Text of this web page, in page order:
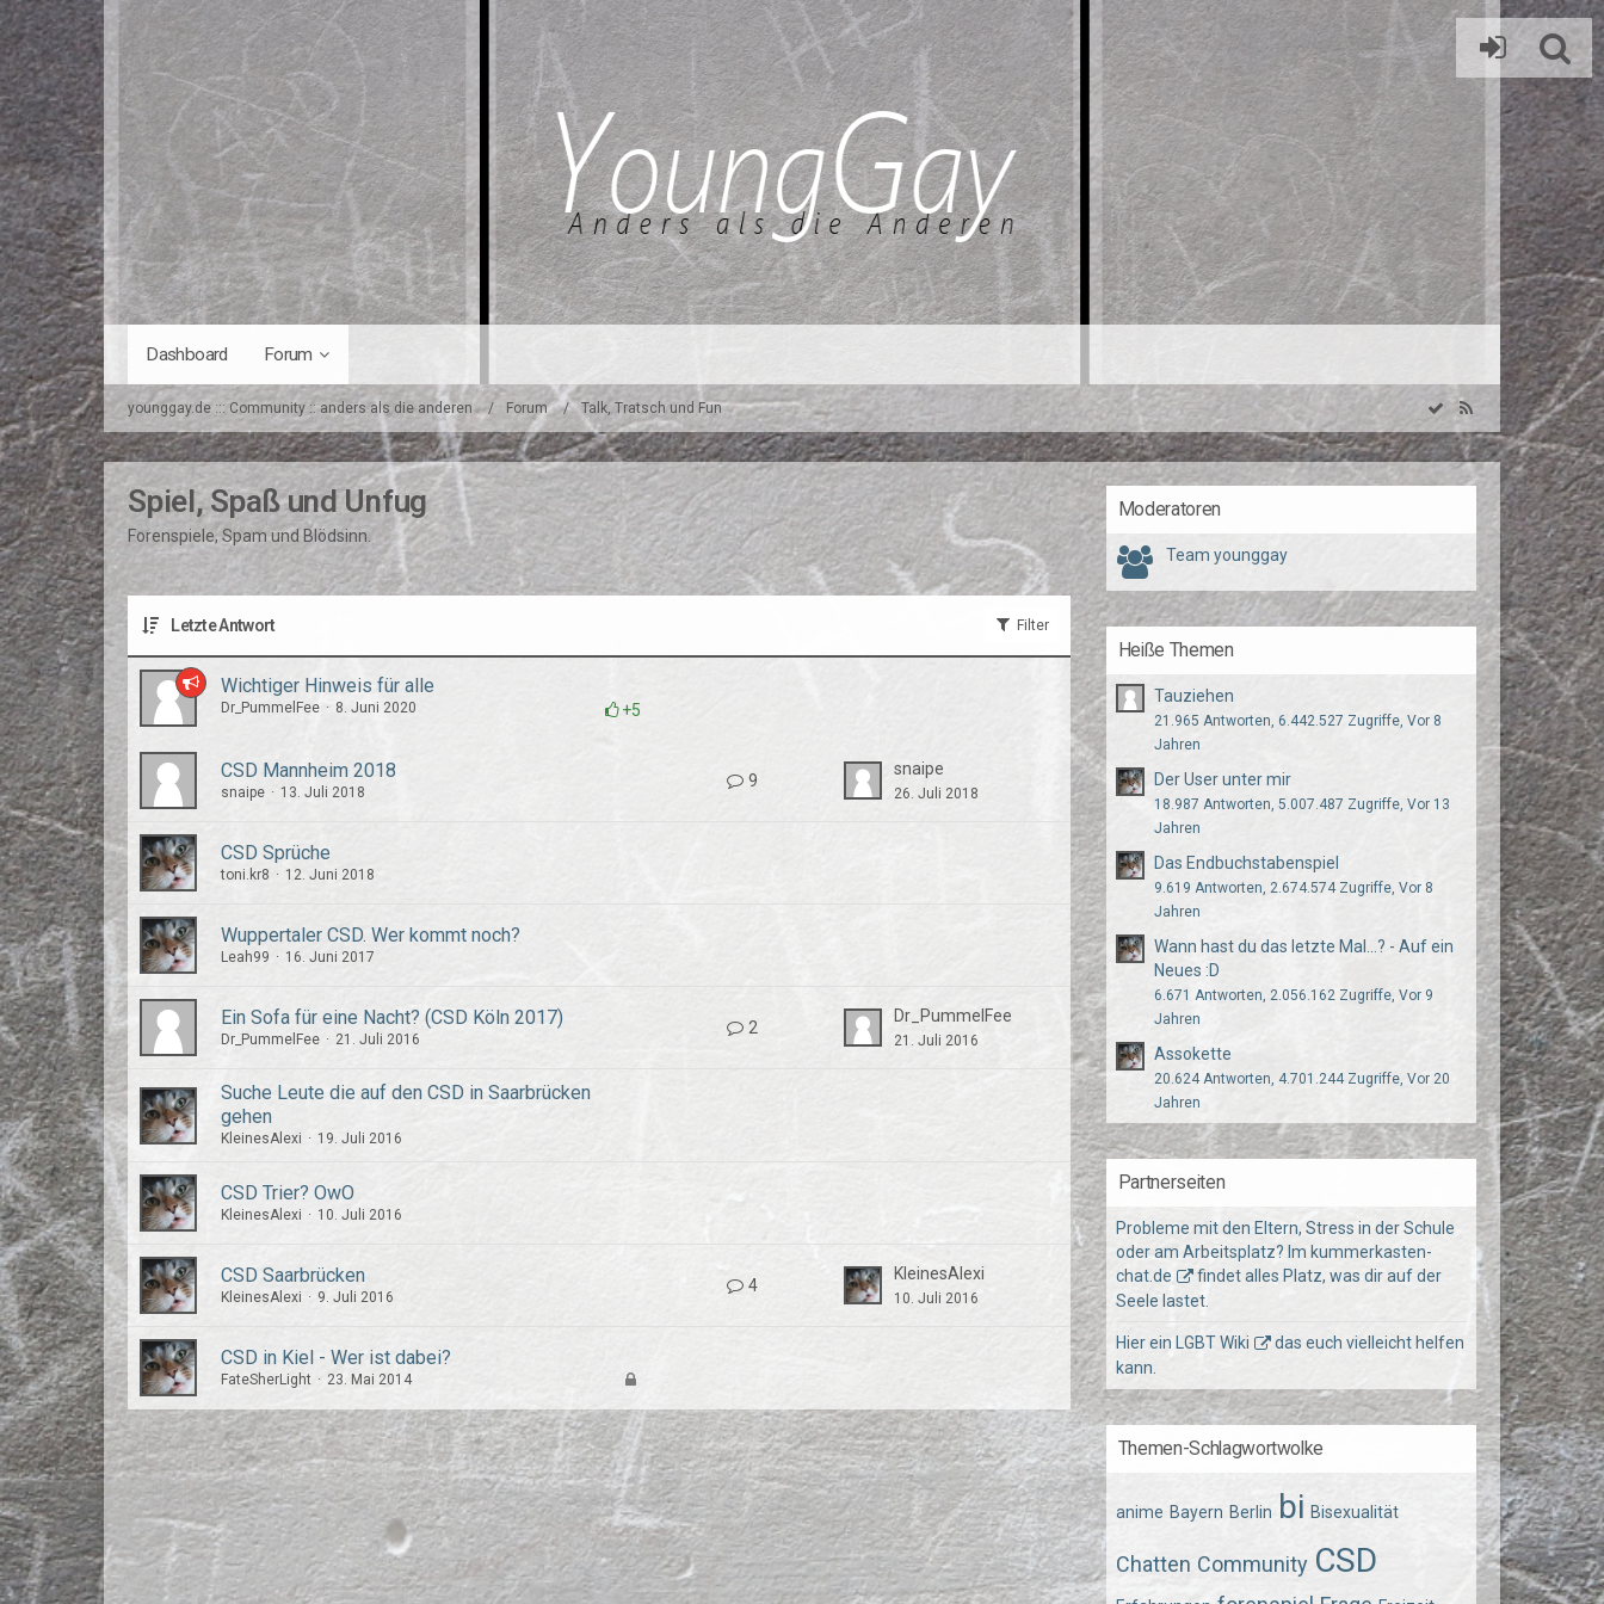
Dashboard Forum
younggay.de ::: Community :: anders als die anderen Forum Talk, Tratsch und Fun
Spiel, Spaß und Unfug
Forenspiele, Spam und Blödsinn.
Letzte Antwort Filter
Wichtiger Hinweis für alle
+5
Dr_PummelFee 8. Juni 2020
CSD Mannheim 2018
snaipe 13. Juli 2018
9
snaipe
26. Juli 2018
CSD Sprüche
toni.kr8 12. Juni 2018
Wuppertaler CSD. Wer kommt noch?
Leah99 16. Juni 2017
Ein Sofa für eine Nacht? (CSD Köln 2017)
Dr_PummelFee 21. Juli 2016
2
Dr_PummelFee
21. Juli 2016
Suche Leute die auf den CSD in Saarbrücken
gehen
KleinesAlexi 19. Juli 2016
CSD Trier? OwO
KleinesAlexi 10. Juli 2016
CSD Saarbrücken
KleinesAlexi 9. Juli 2016
4
KleinesAlexi
10. Juli 2016
CSD in Kiel - Wer ist dabei?
FateSherLight 23. Mai 2014
Moderatoren
Team younggay
Heiße Themen
Tauziehen
21.965 Antworten, 6.442.527 Zugriffe, Vor 8
Jahren
Der User unter mir
18.987 Antworten, 5.007.487 Zugriffe, Vor 13
Jahren
Das Endbuchstabenspiel
9.619 Antworten, 2.674.574 Zugriffe, Vor 8
Jahren
Wann hast du das letzte Mal...? - Auf ein
Neues :D
6.671 Antworten, 2.056.162 Zugriffe, Vor 9
Jahren
Assokette
20.624 Antworten, 4.701.244 Zugriffe, Vor 20
Jahren
Partnerseiten
Probleme mit den Eltern, Stress in der Schule
oder am Arbeitsplatz? Im kummerkasten-
chat.de
findet alles Platz, was dir auf der
Seele lastet.
Hier ein LGBT Wiki
das euch vielleicht helfen
kann.
Themen-Schlagwortwolke
anime Bayern Berlin bi Bisexualität
Chatten Community CSD